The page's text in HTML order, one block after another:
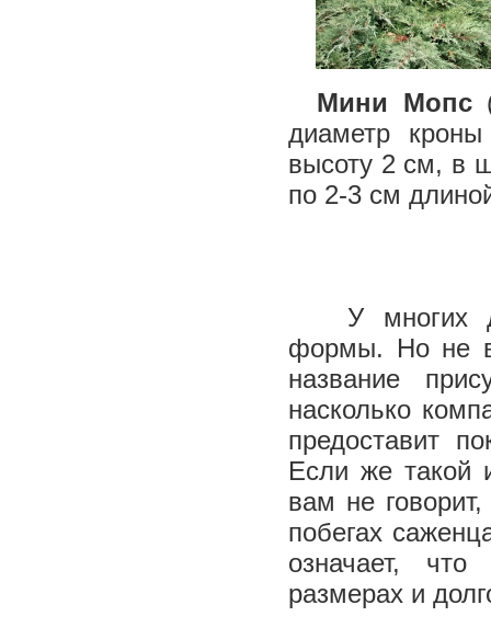
Мини Мопс
диаметр
высоту 2 см, в
по 2-3 см
У многих
формы. Но не
название
насколько
предоставит
Если же такой
вам не
побегах
означает,
размерах и